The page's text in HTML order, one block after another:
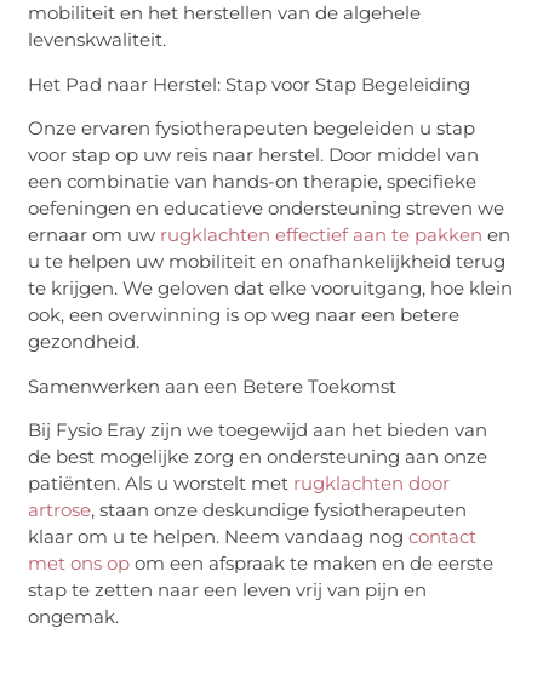
mobiliteit en het herstellen van de algehele
levenskwaliteit.
Het Pad naar Herstel: Stap voor Stap Begeleiding
Onze ervaren fysiotherapeuten begeleiden u stap
voor stap op uw reis naar herstel. Door middel van
een combinatie van hands-on therapie, specifieke
oefeningen en educatieve ondersteuning streven we
ernaar om uw rugklachten effectief aan te pakken en
u te helpen uw mobiliteit en onafhankelijkheid terug
te krijgen. We geloven dat elke vooruitgang, hoe klein
ook, een overwinning is op weg naar een betere
gezondheid.
Samenwerken aan een Betere Toekomst
Bij Fysio Eray zijn we toegewijd aan het bieden van
de best mogelijke zorg en ondersteuning aan onze
patiënten. Als u worstelt met rugklachten door
artrose, staan ​​onze deskundige fysiotherapeuten
klaar om u te helpen. Neem vandaag nogcontact
met ons op om een afspraak te maken en de eerste
stap te zetten naar een leven vrij van pijn en
ongemak.